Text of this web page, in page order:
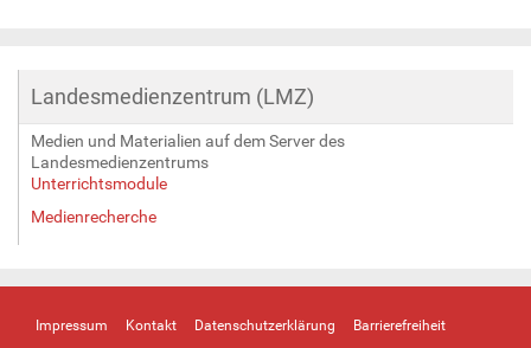
Landesmedienzentrum (LMZ)
Medien und Materialien auf dem Server des
Landesmedienzentrums
Unterrichtsmodule
Medienrecherche
Impressum Kontakt Datenschutzerklärung Barrierefreiheit